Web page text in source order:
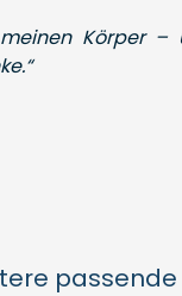
Körper
passende